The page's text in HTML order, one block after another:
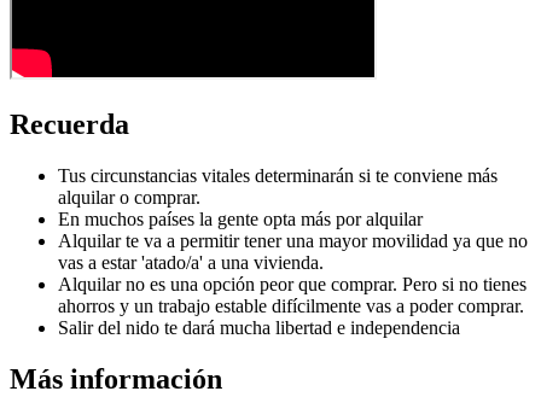
Recuerda
Tus circunstancias vitales determinarán si te conviene más
alquilar o comprar.
En muchos países la gente opta más por alquilar
Alquilar te va a permitir tener una mayor movilidad ya que no
vas a estar 'atado/a' a una vivienda.
Alquilar no es una opción peor que comprar. Pero si no tienes
ahorros y un trabajo estable difícilmente vas a poder comprar.
Salir del nido te dará mucha libertad e independencia
Más información